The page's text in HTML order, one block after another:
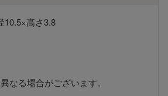
10.5×高さ3.8
なる場合がございます。